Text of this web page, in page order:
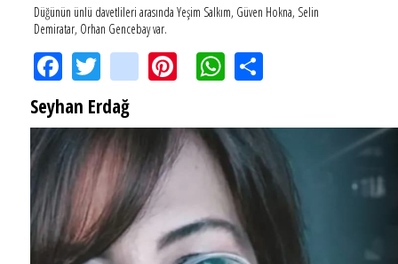
Düğünün ünlü davetlileri arasında Yeşim Salkım, Güven Hokna, Selin
Demiratar, Orhan Gencebay var.
FacebookTwitterinstagramPinterestWhatsApp
Seyhan Erdağ
SEYHAN ERDAĞ YAZDI: Peki Mehmet Ali Erbil bu evliliği neden yaptı?